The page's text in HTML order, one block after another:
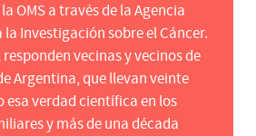
OMS a través de la Agencia
Investigación sobre el Cáncer.
responden vecinas y vecinos de
Argentina, que llevan veinte
esa verdad científica en los
y más de una década